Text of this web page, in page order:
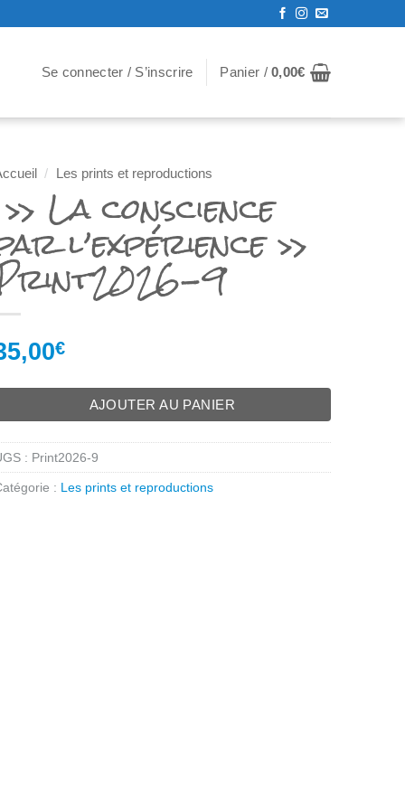
Se connecter / S’inscrire Panier /0,00€
/ Les prints et reproductions
La conscience
l’expérience »
9
€
AJOUTER AU PANIER
: Print2026-9
: Les prints et reproductions